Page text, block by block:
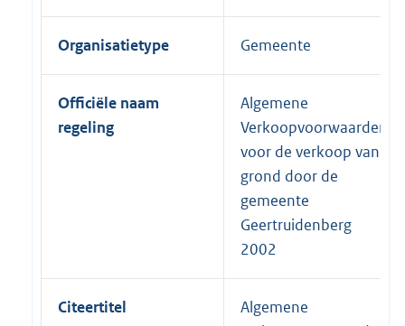
Organisatietype Gemeente
Officiële naam
regeling
Algemene
Verkoopvoorwaarden
voor de verkoop van
grond door de
gemeente
Geertruidenberg
2002
Citeertitel
Algemene